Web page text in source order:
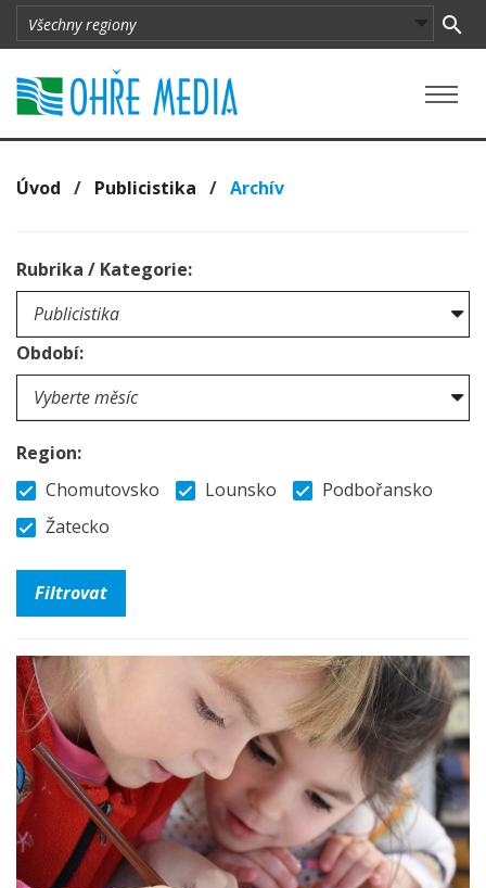
Úvod / Publicistika / Archív
Rubrika / Kategorie:
Období:
Region:
Chomutovsko
Lounsko
Podbořansko
Žatecko